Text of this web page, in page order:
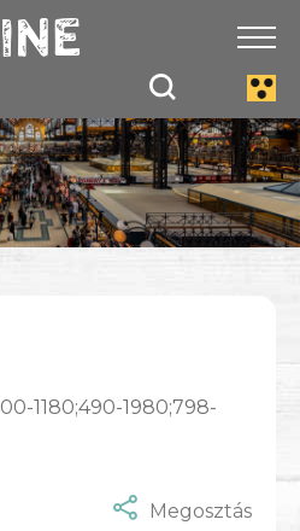
1180;490-1980;798-
Megosztás